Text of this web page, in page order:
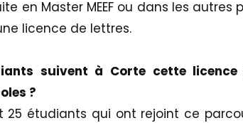
en Master MEEF ou dans les autres
licence de lettres.
suivent à Corte cette
?
25 étudiants qui ont rejoint ce